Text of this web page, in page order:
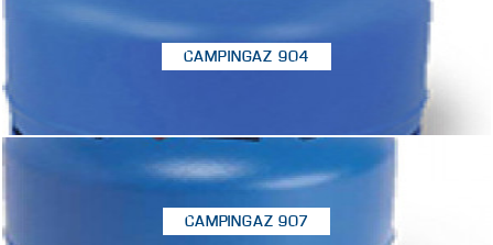
CAMPINGAZ 904
CAMPINGAZ 907